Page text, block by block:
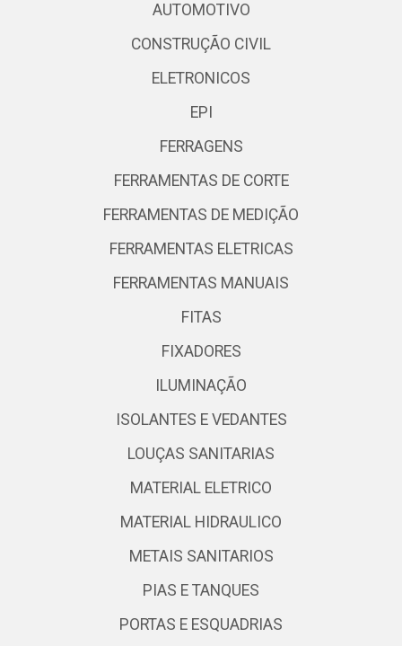
AUTOMOTIVO
CONSTRUÇÃO CIVIL
ELETRONICOS
EPI
FERRAGENS
FERRAMENTAS DE CORTE
FERRAMENTAS DE MEDIÇÃO
FERRAMENTAS ELETRICAS
FERRAMENTAS MANUAIS
FITAS
FIXADORES
ILUMINAÇÃO
ISOLANTES E VEDANTES
LOUÇAS SANITARIAS
MATERIAL ELETRICO
MATERIAL HIDRAULICO
METAIS SANITARIOS
PIAS E TANQUES
PORTAS E ESQUADRIAS